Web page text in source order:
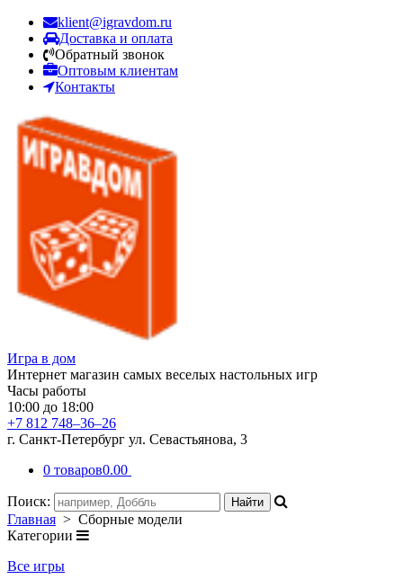
klient@igravdom.ru
Доставка и оплата
Обратный звонок
Оптовым клиентам
Контакты
Игра в дом
Интернет магазин самых веселых настольных игр
Часы работы
10:00 до 18:00
+7 812 748–36–26
г. Санкт-Петербург ул. Севастьянова, 3
0 товаров0.00
Поиск:
Главная > Сборные модели
Категории
Все игры